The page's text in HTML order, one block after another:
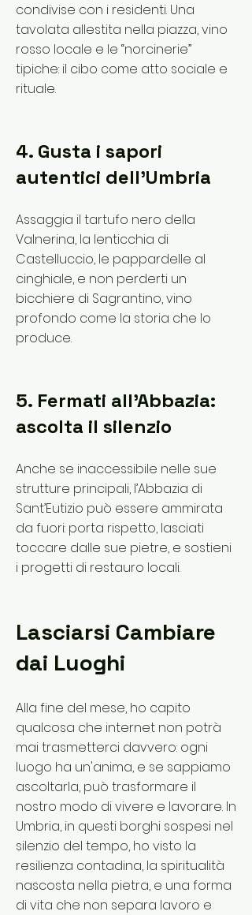
condivise con i residenti. Una
tavolata allestita nella piazza, vino
rosso locale e le “norcinerie”
tipiche: il cibo come atto sociale e
rituale.
4. Gusta i sapori
autentici dell’Umbria
Assaggia il tartufo nero della
Valnerina, la lenticchia di
Castelluccio, le pappardelle al
cinghiale, e non perderti un
bicchiere di Sagrantino, vino
profondo come la storia che lo
produce.
5. Fermati all’Abbazia:
ascolta il silenzio
Anche se inaccessibile nelle sue
strutture principali, l’Abbazia di
Sant’Eutizio può essere ammirata
da fuori: porta rispetto, lasciati
toccare dalle sue pietre, e sostieni
i progetti di restauro locali.
Lasciarsi Cambiare
dai Luoghi
Alla fine del mese, ho capito
qualcosa che internet non potrà
mai trasmetterci davvero: ogni
luogo ha un'anima, e se sappiamo
ascoltarla, può trasformare il
nostro modo di vivere e lavorare. In
Umbria, in questi borghi sospesi nel
silenzio del tempo, ho visto la
resilienza contadina, la spiritualità
nascosta nella pietra, e una forma
di vita che non separa lavoro e